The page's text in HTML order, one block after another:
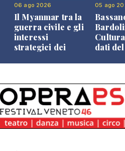
06 ago 2026
Il Myanmar tra la
guerra civile e gli
interessi
strategici dei
05 ago
dati